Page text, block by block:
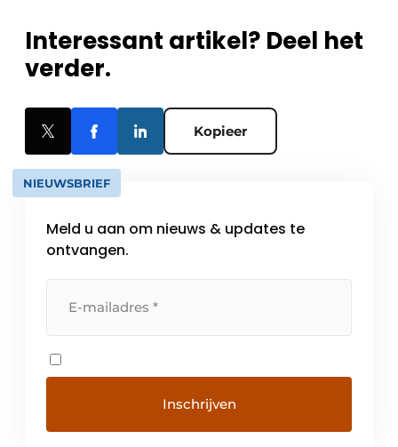
Interessant artikel? Deel het
verder.
Kopieer
NIEUWSBRIEF
Meld u aan om nieuws & updates te
ontvangen.